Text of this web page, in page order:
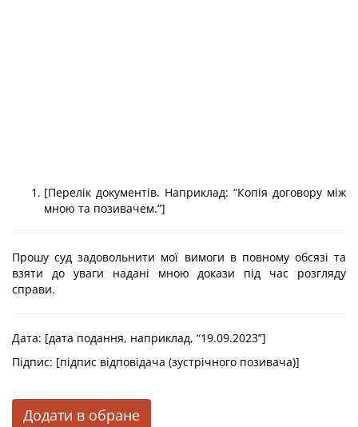
[Перелік документів. Наприклад: “Копія договору між
мною та позивачем.”]
Прошу суд задовольнити мої вимоги в повному обсязі та
взяти до уваги надані мною докази під час розгляду
справи.
Дата: [дата подання, наприклад, “19.09.2023”]
Підпис: [підпис відповідача (зустрічного позивача)]
Додати в обране